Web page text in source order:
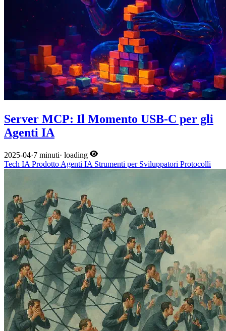
Server MCP: Il Momento USB-C per gli
Agenti IA
2025-04·7 minuti· loading
Tech IA Prodotto Agenti IA Strumenti per Sviluppatori Protocolli